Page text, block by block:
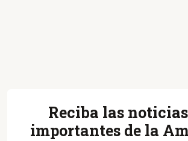
Reciba las
importantes de la